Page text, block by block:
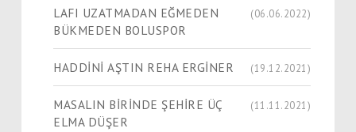
LAFI UZATMADAN EĞMEDEN
BÜKMEDEN BOLUSPOR
(06.06.2022)
HADDİNİ AŞTIN REHA ERGİNER (19.12.2021)
MASALIN BİRİNDE ŞEHİRE ÜÇ
ELMA DÜŞER
(11.11.2021)